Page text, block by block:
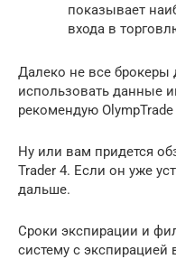
показывает
входа в
Далеко не все
использовать данные
рекомендую OlympTrade
Ну или вам придется
Trader 4. Если он уже
дальше.
Сроки экспирации и
систему с